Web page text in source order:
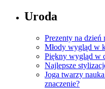
Uroda
Prezenty na dzień
Młody wygląd w
Piękny wygląd w
Najlepsze
Joga twarzy
znaczenie?